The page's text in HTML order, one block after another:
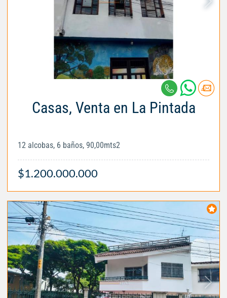
Casas, Venta en La Pintada
12 alcobas, 6 baños, 90,00mts2
$1.200.000.000